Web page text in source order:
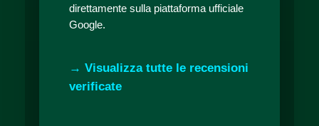
direttamente sulla piattaforma ufficiale
Google.
→ Visualizza tutte le recensioni
verificate